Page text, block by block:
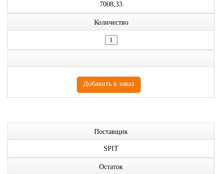
7008,33
Количество
Поставщик
SPIT
Остаток